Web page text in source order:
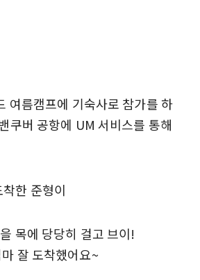
여름캠프에 기숙사로 참가를 하
쿠버 공항에 UM 서비스를 통해
목에 당당히 걸고 브이!
잘 도착했어요~